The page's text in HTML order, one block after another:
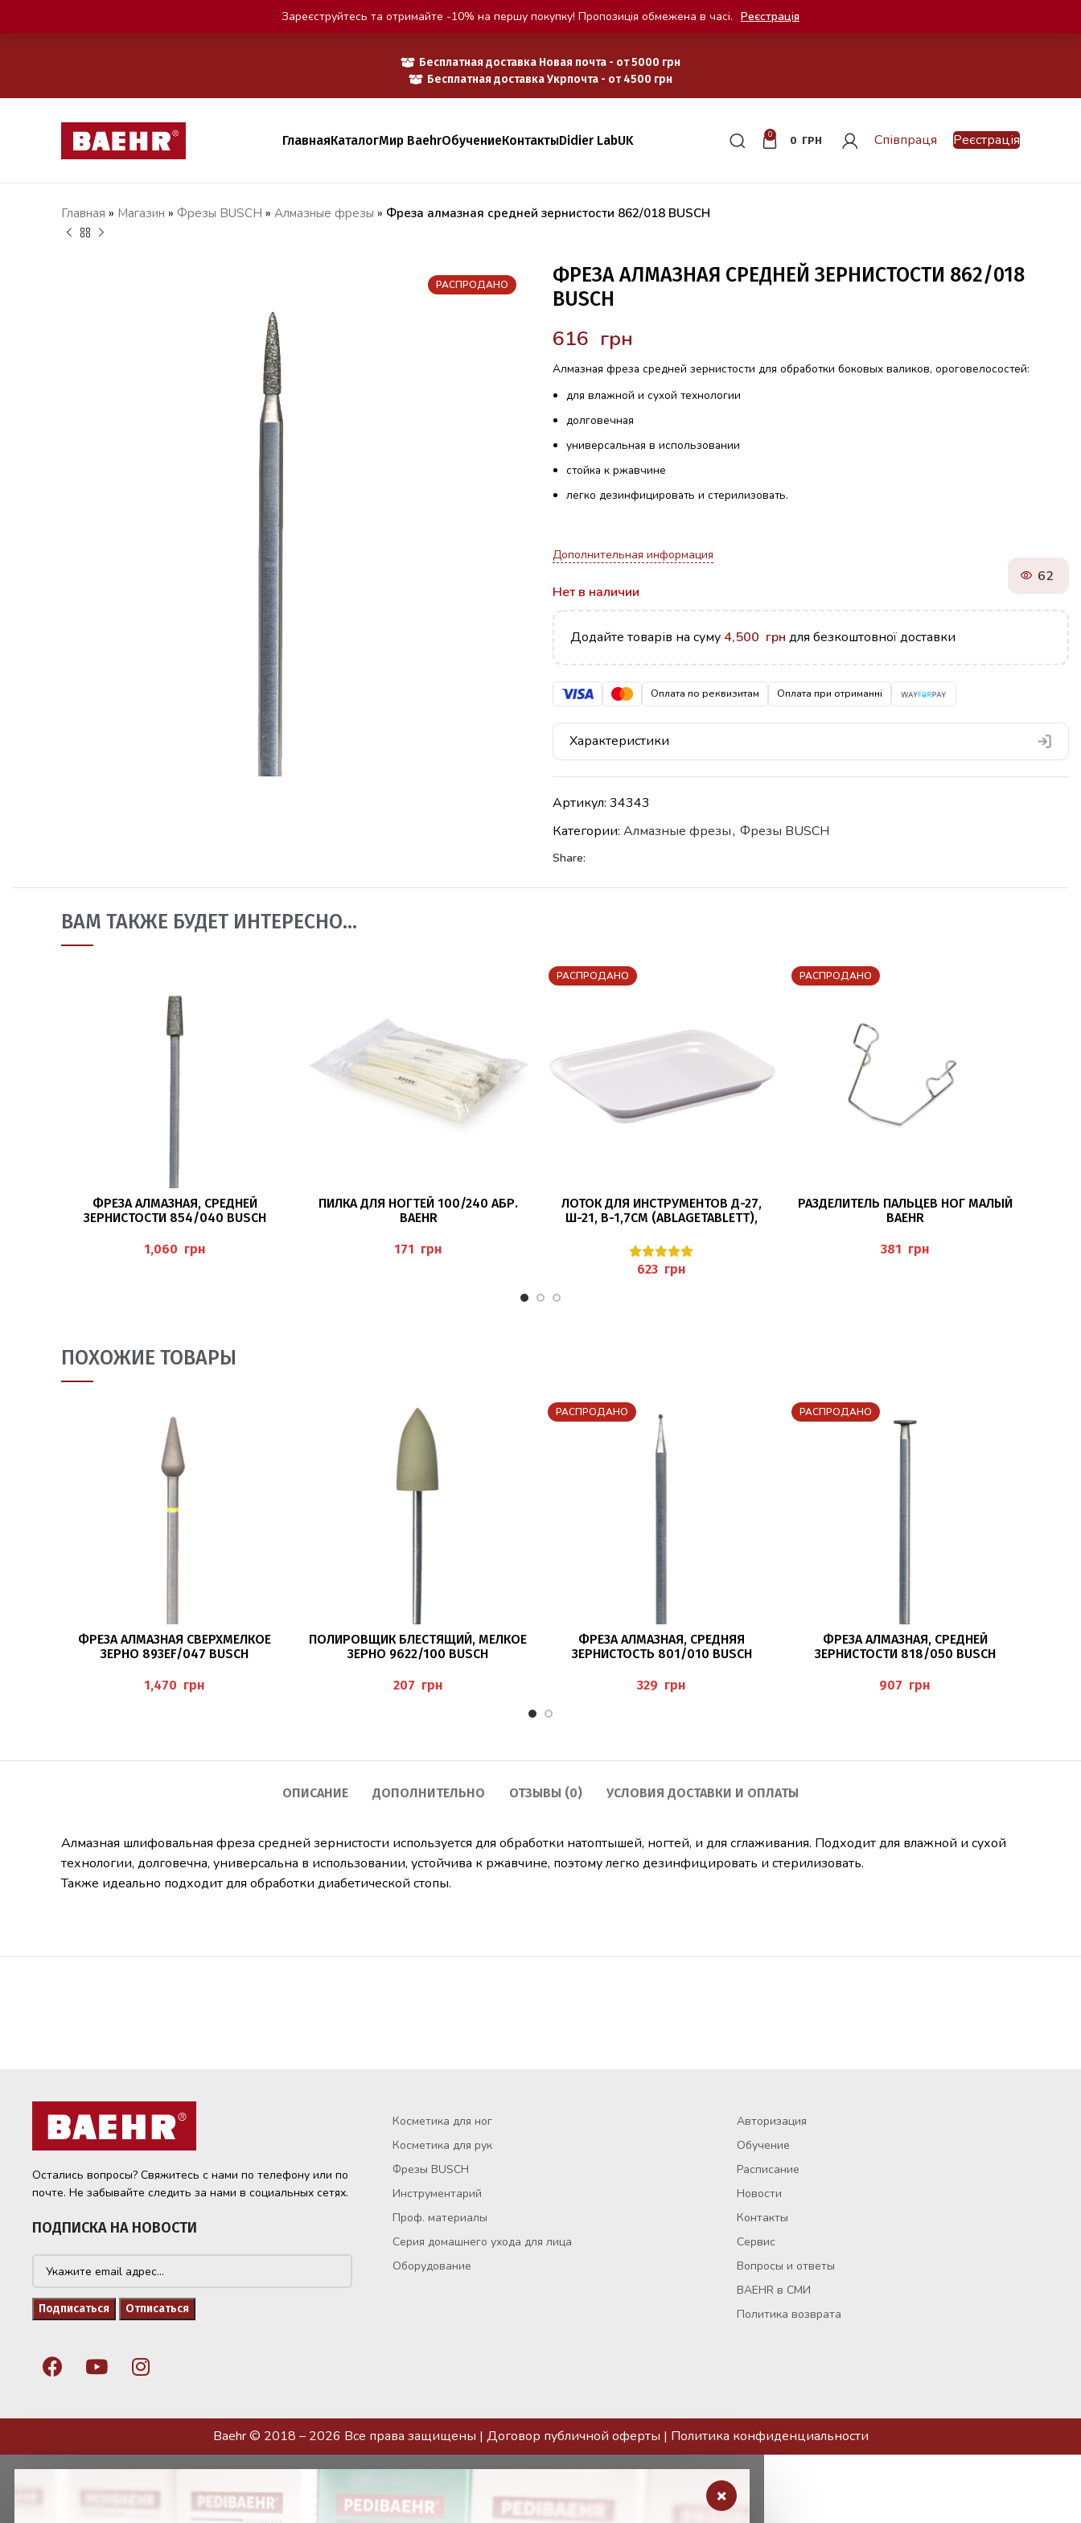
Бесплатная доставка Новая почта - от 5000 грн
Бесплатная доставка Укрпочта - от 4500 грн
ГлавнаяКаталогМир BaehrОбучениеКонтактыDidier LabUK 0
0 ГРН Співпраця Реєстрація
Главная » Магазин » Фрезы BUSCH » Алмазные фрезы » Фреза алмазная средней зернистости 862/018 BUSCH
РАСПРОДАНО
ФРЕЗА АЛМАЗНАЯ СРЕДНЕЙ ЗЕРНИСТОСТИ 862/018
BUSCH
грн
Алмазная фреза средней зернистости для обработки боковых валиков, ороговелосостей:
для влажной и сухой технологии
долговечная
универсальная в использовании
стойка к ржавчине
легко дезинфицировать и стерилизовать.
Дополнительная информация
Нет в наличии
62
Додайте товарів на суму 4,500 грн для безкоштовної доставки
Оплата по реквизитам Оплата при отриманні
Характеристики
Артикул: 34343
Категории: Алмазные фрезы, Фрезы BUSCH
Share:
ВАМ ТАКЖЕ БУДЕТ ИНТЕРЕСНО…
В КОРЗИНУ
ФРЕЗА АЛМАЗНАЯ, СРЕДНЕЙ
ЗЕРНИСТОСТИ 854/040 BUSCH
грн
В КОРЗИНУ
ПИЛКА ДЛЯ НОГТЕЙ 100/240 АБР.
BAEHR
грн
РАСПРОДАНО
ПОДРОБНЕЕ
ЛОТОК ДЛЯ ИНСТРУМЕНТОВ Д-27,
Ш-21, В-1,7СМ (ABLAGETABLETT),
грн
РАСПРОДАНО
ПОДРОБНЕЕ
РАЗДЕЛИТЕЛЬ ПАЛЬЦЕВ НОГ МАЛЫЙ
BAEHR
грн
ПОХОЖИЕ ТОВАРЫ
В КОРЗИНУ
ФРЕЗА АЛМАЗНАЯ СВЕРХМЕЛКОЕ
ЗЕРНО 893EF/047 BUSCH
грн
В КОРЗИНУ
ПОЛИРОВЩИК БЛЕСТЯЩИЙ, МЕЛКОЕ
ЗЕРНО 9622/100 BUSCH
грн
РАСПРОДАНО
ПОДРОБНЕЕ
ФРЕЗА АЛМАЗНАЯ, СРЕДНЯЯ
ЗЕРНИСТОСТЬ 801/010 BUSCH
грн
РАСПРОДАНО
ПОДРОБНЕЕ
ФРЕЗА АЛМАЗНАЯ, СРЕДНЕЙ
ЗЕРНИСТОСТИ 818/050 BUSCH
грн
ОПИСАНИЕ ДОПОЛНИТЕЛЬНО ОТЗЫВЫ (0) УСЛОВИЯ ДОСТАВКИ И ОПЛАТЫ
Алмазная шлифовальная фреза средней зернистости используется для обработки натоптышей, ногтей, и для сглаживания. Подходит для влажной и сухой
технологии, долговечна, универсальна в использовании, устойчива к ржавчине, поэтому легко дезинфицировать и стерилизовать.
Также идеально подходит для обработки диабетической стопы.
Остались вопросы? Свяжитесь с нами по телефону или по
почте. Не забывайте следить за нами в социальных сетях.
ПОДПИСКА НА НОВОСТИ
Косметика для ног
Косметика для рук
Фрезы BUSCH
Инструментарий
Проф. материалы
Серия домашнего ухода для лица
Оборудование
Авторизация
Обучение
Расписание
Новости
Контакты
Сервис
Вопросы и ответы
BAEHR в СМИ
Политика возврата
Baehr © 2018 – 2026 Все права защищены | Договор публичной оферты | Политика конфиденциальности
Зареєструйтесь та отримайте -10% на першу покупку! Пропозиція обмежена в часі. Реєстрація
×